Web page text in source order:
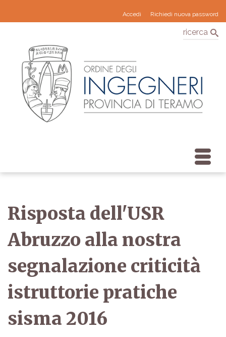
Accedi Richiedi nuova password
ricerca
Risposta dell'USR
Abruzzo alla nostra
segnalazione criticità
istruttorie pratiche
sisma 2016